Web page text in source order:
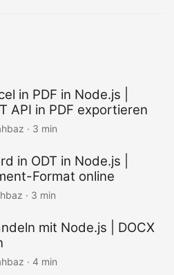
in PDF in Node.js |
API in PDF exportieren
· 3 min
in ODT in Node.js |
Format online
· 3 min
mit Node.js | DOCX
· 4 min